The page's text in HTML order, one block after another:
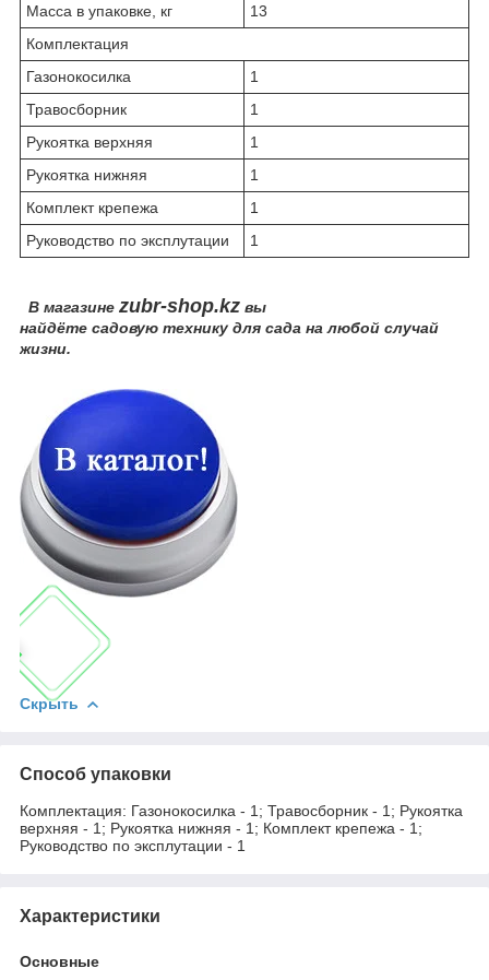
Масса в упаковке, кг
13
Комплектация
Газонокосилка
1
Травосборник
1
Рукоятка верхняя
1
Рукоятка нижняя
1
Комплект крепежа
1
Руководство по эксплутации
1
В магазине zubr-shop.kz вы
найдёте садовую технику для сада на любой случай
жизни.
Скрыть
Способ упаковки
Комплектация: Газонокосилка - 1; Травосборник - 1; Рукоятка
верхняя - 1; Рукоятка нижняя - 1; Комплект крепежа - 1;
Руководство по эксплутации - 1
Характеристики
Основные